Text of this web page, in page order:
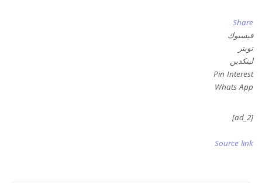
Share
فيسبوك
تويتر
لينكدين
Pin Interest
Whats App
[ad_2]
Source link